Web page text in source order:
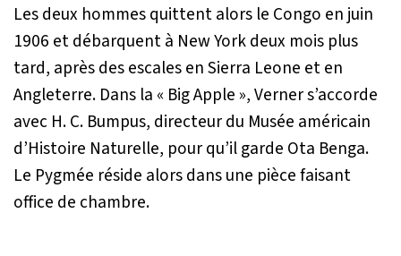
Les deux hommes quittent alors le Congo en juin
1906 et débarquent à New York deux mois plus
tard, après des escales en Sierra Leone et en
Angleterre. Dans la « Big Apple », Verner s’accorde
avec H. C. Bumpus, directeur du Musée américain
d’Histoire Naturelle, pour qu’il garde Ota Benga.
Le Pygmée réside alors dans une pièce faisant
office de chambre.